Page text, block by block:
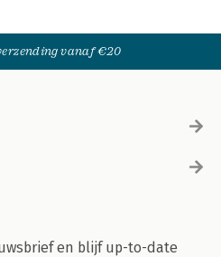
vanaf €20
en blijf up-to-date